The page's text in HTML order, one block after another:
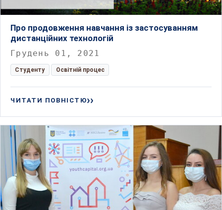
Про продовження навчання із застосуванням
дистанційних технологій
Грудень 01, 2021
Студенту Освітній процес
ЧИТАТИ ПОВНІСТЮ